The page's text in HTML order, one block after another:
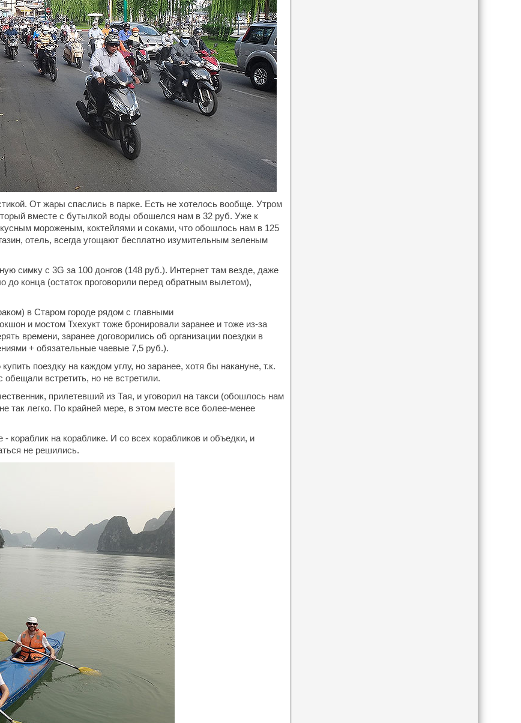
От жары спаслись в парке. Есть не хотелось вообще. Утром
вместе с бутылкой воды обошелся нам в 32 руб. Уже к
мороженым, коктейлями и соками, что обошлось нам в 125
отель, всегда угощают бесплатно изумительным зеленым
симку с 3G за 100 донгов (148 руб.). Интернет там везде, даже
до конца (остаток проговорили перед обратным вылетом),
в Старом городе рядом с главными
и мостом Тхехукт тоже бронировали заранее и тоже из-за
времени, заранее договорились об организации поездки в
+ обязательные чаевые 7,5 руб.).
поездку на каждом углу, но заранее, хотя бы накануне, т.к.
встретить, но не встретили.
прилетевший из Тая, и уговорил на такси (обошлось нам
так легко. По крайней мере, в этом месте все более-менее
кораблик на кораблике. И со всех корабликов и объедки, и
не решились.